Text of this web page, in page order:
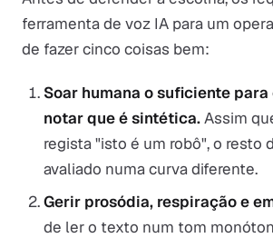
ferramenta de voz IA para um
de fazer cinco coisas bem:
Soar humana o suficiente
notar que é sintética.Assim
regista "isto é um robô", o resto
avaliado numa curva diferente.
Gerir prosódia, respiração e
de ler o texto num tom